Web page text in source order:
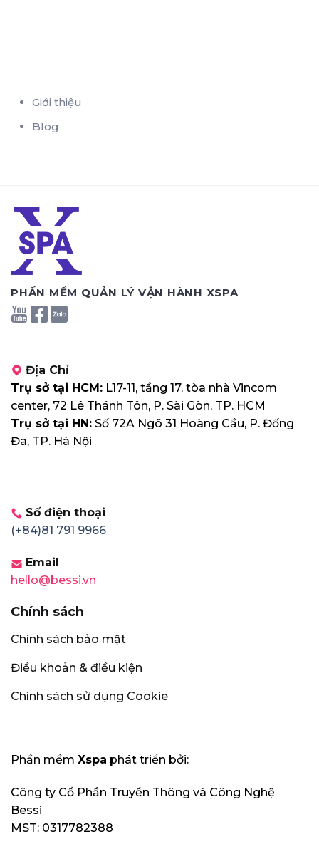
Giới thiệu
Blog
PHẦN MỀM QUẢN LÝ VẬN HÀNH XSPA
Địa Chỉ
Trụ sở tại HCM: L17-11, tầng 17, tòa nhà Vincom
center, 72 Lê Thánh Tôn, P. Sài Gòn, TP. HCM
Trụ sở tại HN: Số 72A Ngõ 31 Hoàng Cầu, P. Đống
Đa, TP. Hà Nội
Số điện thoại
(+84)81 791 9966
Email
hello@bessi.vn
Chính sách
Chính sách bảo mật
Điều khoản & điều kiện
Chính sách sử dụng Cookie
Phần mềm Xspa phát triển bởi:
Công ty Cổ Phần Truyền Thông và Công Nghệ
Bessi
MST: 0317782388